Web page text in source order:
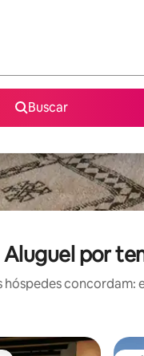
Buscar
Aluguel por
hóspedes concordam: